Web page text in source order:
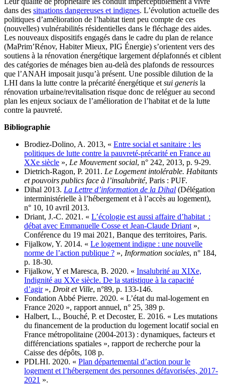
dans des situations dangereuses et indignes. L’évolution actuelle des
politiques d’amélioration de l’habitat tient peu compte de ces
(nouvelles) vulnérabilités résidentielles dans le fléchage des aides.
Les nouveaux dispositifs engagés dans le cadre du plan de relance
(MaPrim’Rénov, Habiter Mieux, PIG Énergie) s’orientent vers des
soutiens à la rénovation énergétique largement déplafonnés et ciblent
des catégories de ménages bien au-delà des plafonds de ressources
que l’ANAH imposait jusqu’à présent. Une possible dilution de la
LHI dans la lutte contre la précarité énergétique et sui generis la
rénovation urbaine/revitalisation risque donc de reléguer au second
plan les enjeux sociaux de l’amélioration de l’habitat et de la lutte
contre la pauvreté.
Bibliographie
Brodiez-Dolino, A. 2013, « Entre social et sanitaire : les
politiques de lutte contre la pauvreté-précarité en France au
XXe siècle », Le Mouvement social, n° 242, 2013, p. 9-29.
Dietrich-Ragon, P. 2011. Le Logement intolérable. Habitants
et pouvoirs publics face à l’insalubrité, Paris : PUF.
Dihal 2013. La Lettre d’information de la Dihal (Délégation
interministérielle à l’hébergement et à l’accès au logement),
n° 10, 10 avril 2013.
Driant, J.-C. 2021. « L’écologie est aussi affaire d’habitat :
débat avec Emmanuelle Cosse et Jean-Claude Driant »,
Conférence du 19 mai 2021, Banque des territoires, Paris.
Fijalkow, Y. 2014. « Le logement indigne : une nouvelle
norme de l’action publique ? », Information sociales, n° 184,
p. 18-30.
Fijalkow, Y et Maresca, B. 2020. « Insalubrité au XIXe,
Indignité au XXe siècle. De la statistique à la capacité
d’agir», Droit et Ville, n°89, p. 133-146.
Fondation Abbé Pierre. 2020. « L’état du mal-logement en
France 2020 », rapport annuel, n° 25, 389 p.
Halbert, L., Bouché, P. et Decoster, E. 2016. « Les mutations
du financement de la production du logement locatif social en
France métropolitaine (2004-2013) : dynamiques, facteurs et
différenciations spatiales », rapport de recherche pour la
Caisse des dépôts, 108 p.
PDLHI. 2020. « Plan départemental d’action pour le
logement et l’hébergement des personnes défavorisées, 2017-
2021 ».